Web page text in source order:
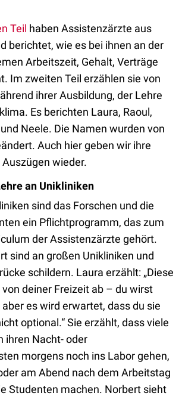
Teil haben Assistenzärzte aus
berichtet, wie es bei ihnen an der
Arbeitszeit, Gehalt, Verträge
Im zweiten Teil erzählen sie von
ihrer Ausbildung, der Lehre
Es berichten Laura, Raoul,
Neele. Die Namen wurden von
Auch hier geben wir ihre
wieder.
an Unikliniken
sind das Forschen und die
ein Pflichtprogramm, das zum
der Assistenzärzte gehört.
sind an großen Unikliniken und
schildern. Laura erzählt: „Diese
deiner Freizeit ab – du wirst
es wird erwartet, dass du sie
optional.“ Sie erzählt, dass viele
ihren Nacht- oder
morgens noch ins Labor gehen,
am Abend nach dem Arbeitstag
Studenten machen. Norbert sieht